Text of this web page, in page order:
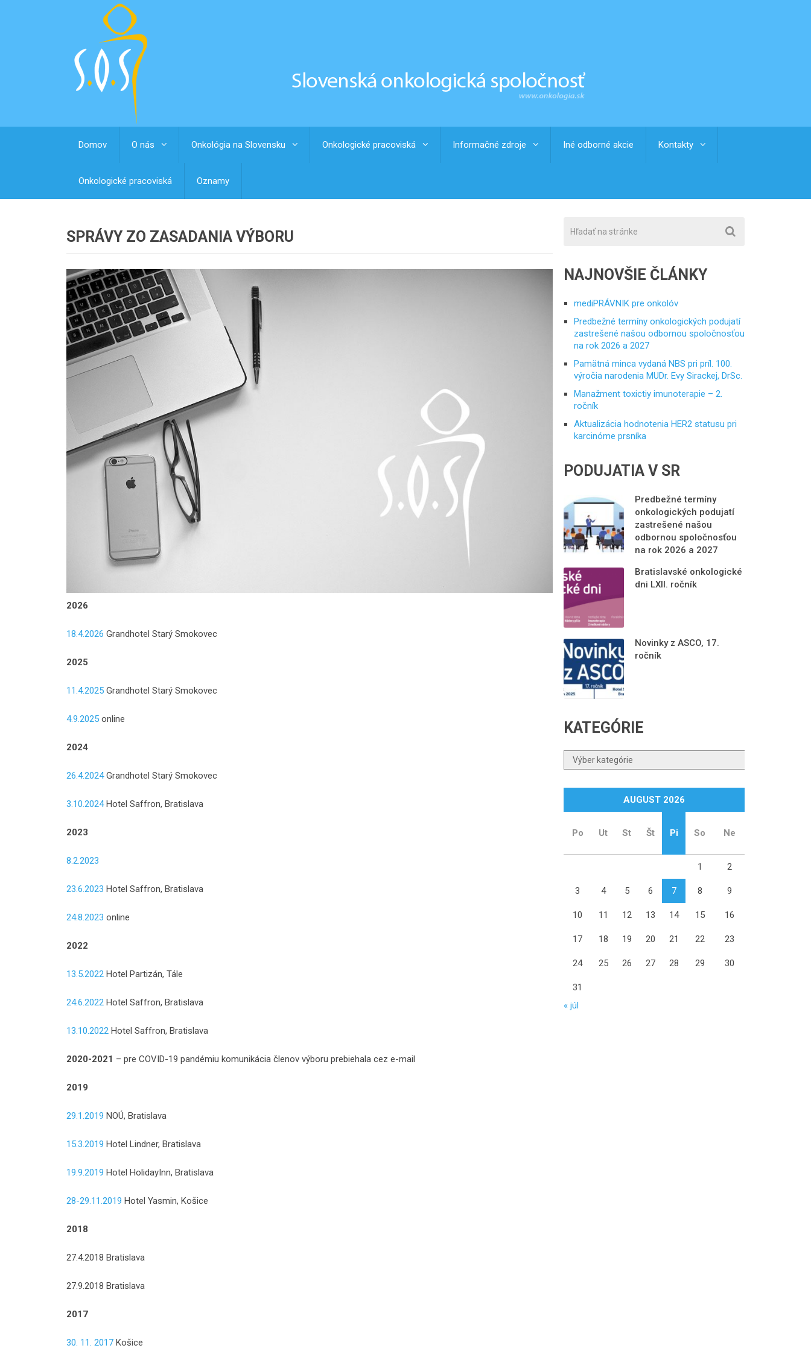
Domov O nás Onkológia na Slovensku Onkologické pracoviská Informačné zdroje Iné odborné akcie Kontakty
Onkologické pracoviská Oznamy
SPRÁVY ZO ZASADANIA VÝBORU
2026
18.4.2026 Grandhotel Starý Smokovec
2025
11.4.2025 Grandhotel Starý Smokovec
4.9.2025 online
2024
26.4.2024Grandhotel Starý Smokovec
3.10.2024Hotel Saffron, Bratislava
2023
8.2.2023
23.6.2023 Hotel Saffron, Bratislava
24.8.2023 online
2022
13.5.2022 Hotel Partizán, Tále
24.6.2022 Hotel Saffron, Bratislava
13.10.2022 Hotel Saffron, Bratislava
2020-2021 – pre COVID-19 pandémiu komunikácia členov výboru prebiehala cez e-mail
2019
29.1.2019 NOÚ, Bratislava
15.3.2019 Hotel Lindner, Bratislava
19.9.2019 Hotel HolidayInn, Bratislava
28-29.11.2019 Hotel Yasmin, Košice
2018
27.4.2018 Bratislava
27.9.2018 Bratislava
2017
30. 11. 2017 Košice
NAJNOVŠIE ČLÁNKY
mediPRÁVNIK pre onkolóv
Predbežné termíny onkologických podujatí
zastrešené našou odbornou spoločnosťou
na rok 2026 a 2027
Pamätná minca vydaná NBS pri príl. 100.
výročia narodenia MUDr. Evy Sirackej, DrSc.
Manažment toxictiy imunoterapie – 2.
ročník
Aktualizácia hodnotenia HER2 statusu pri
karcinóme prsníka
PODUJATIA V SR
Predbežné termíny
onkologických podujatí
zastrešené našou
odbornou spoločnosťou
na rok 2026 a 2027
Bratislavské onkologické
dni LXII. ročník
Novinky z ASCO, 17.
ročník
KATEGÓRIE
Kategórie
AUGUST 2026
Po Ut St Št Pi So Ne
1 2
3 4 5 6 7 8 9
10 11 12 13 14 15 16
17 18 19 20 21 22 23
24 25 26 27 28 29 30
31
« júl